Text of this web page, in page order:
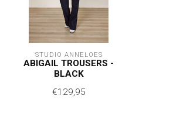
STUDIO ANNELOES
ABIGAIL TROUSERS -
BLACK
€129,95